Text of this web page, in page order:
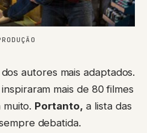
autores mais adaptados.
mais de 80 filmes
muito. Portanto, a lista das
debatida.